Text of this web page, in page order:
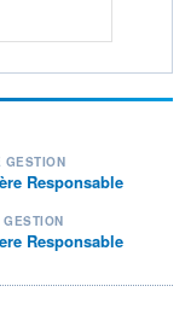
GESTION
Responsable
Responsable